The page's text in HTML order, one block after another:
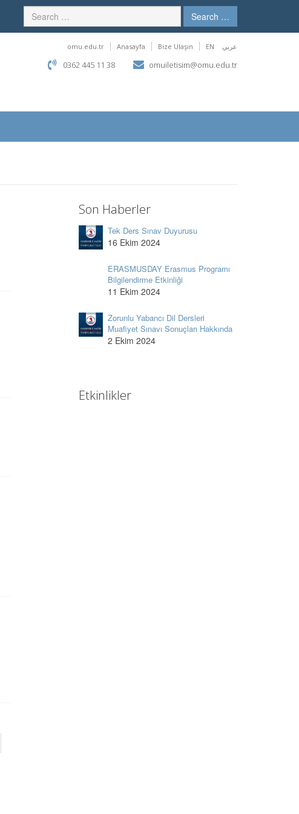
Search …
omu.edu.tr Anasayfa Bize Ulaşın EN عربي
0362 445 11 38 omuiletisim@omu.edu.tr
Son Haberler
Tek Ders Sınav Duyurusu
16 Ekim 2024
ERASMUSDAY Erasmus Programı
Bilgilendirme Etkinliği
11 Ekim 2024
Zorunlu Yabancı Dil Dersleri
Muafiyet Sınavı Sonuçları Hakkında
2 Ekim 2024
Etkinlikler